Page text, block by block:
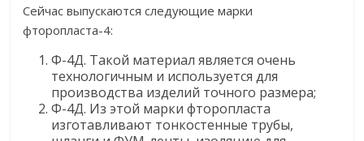
Сейчас выпускаются следующие марки
фторопласта-4:
Ф-4Д. Такой материал является очень
технологичным и используется для
производства изделий точного размера;
Ф-4Д. Из этой марки фторопласта
изготавливают тонкостенные трубы,